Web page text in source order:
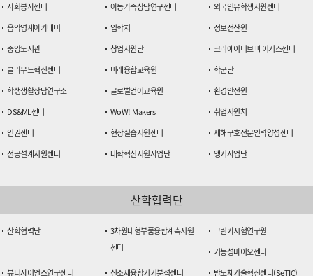
사회봉사센터
아동가족상담연구센터
외국인유학생지원센터
음악영재아카데미
입학처
정보전산원
중앙도서관
창업지원단
크리에이티브 메이커스센터
클라우드혁신센터
미래융합교육원
학군단
학생생활상담연구소
글로벌언어교육원
환경안전원
DS&ML센터
WoW! Makers
취업지원처
인권센터
현장실습지원센터
재해구호전문인력양성센터
전공설계지원센터
대학혁신지원사업단 앵커사업단
산학협력단
산학협력단
3차원대형부품융합계측지원
센터
그린카시험연구원
기능성바이오센터
뷰티사이언스연구센터
신소재융합기기분석센터 반도체기술혁신센터(SeTIC)